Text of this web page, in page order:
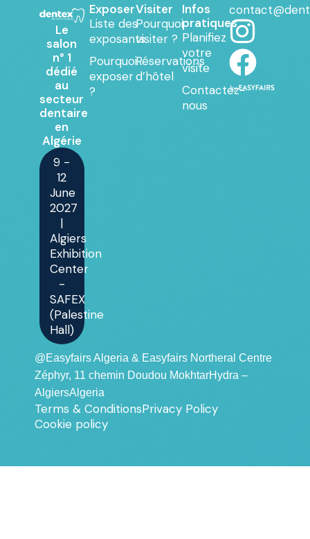
Le
salon
n° 1
dédié
au
secteur
dentaire
en
Algérie
9 -
12
June
2027
|
Algiers
Exhibition
Center
-
SAFEX
(Palestine
Hall)
Exposer
Liste des
exposants
Pourquoi
exposer
?
Visiter
Pourquoi
visiter ?
Réservations
d’hôtel
Infos
pratiques
Planifiez
votre
visite
Contactez-
nous
@Easyfairs Algeria & Easyfairs Northeral Centre
Zéphyr, 11 chemin Doudou MokhtarHydra –
AlgiersAlgeria
Terms & ConditionsPrivacy Policy
Cookie policy